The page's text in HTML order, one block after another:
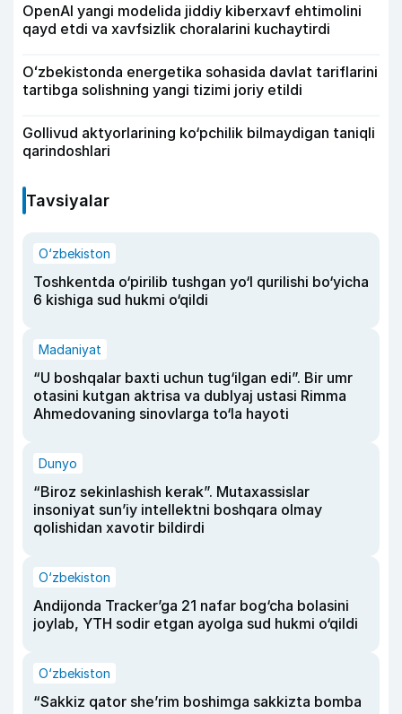
OpenAI yangi modelida jiddiy kiberxavf ehtimolini
qayd etdi va xavfsizlik choralarini kuchaytirdi
Oʻzbekistonda energetika sohasida davlat tariflarini
tartibga solishning yangi tizimi joriy etildi
Gollivud aktyorlarining ko‘pchilik bilmaydigan taniqli
qarindoshlari
Tavsiyalar
O‘zbekiston
Toshkentda o‘pirilib tushgan yo‘l qurilishi bo‘yicha
6 kishiga sud hukmi o‘qildi
Madaniyat
“U boshqalar baxti uchun tug‘ilgan edi”. Bir umr
otasini kutgan aktrisa va dublyaj ustasi Rimma
Ahmedovaning sinovlarga to‘la hayoti
Dunyo
“Biroz sekinlashish kerak”. Mutaxassislar
insoniyat sun’iy intellektni boshqara olmay
qolishidan xavotir bildirdi
O‘zbekiston
Andijonda Tracker’ga 21 nafar bog‘cha bolasini
joylab, YTH sodir etgan ayolga sud hukmi o‘qildi
O‘zbekiston
“Sakkiz qator she’rim boshimga sakkizta bomba